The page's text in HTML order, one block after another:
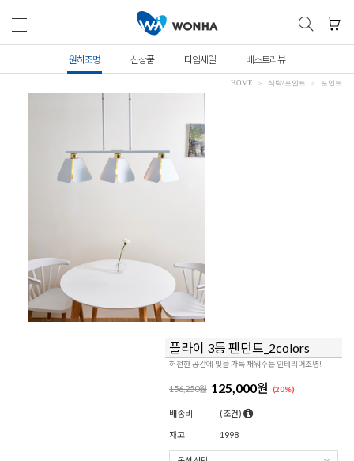
원하조명 신상품 타임세일 베스트리뷰
HOME 식탁/포인트 포인트
플라이 3등 펜던트_2colors
허전한 공간에 빛을 가득 채워주는 인테리어조명!
156,250원 125,000원 (20%)
배송비 (조건)
재고 1998